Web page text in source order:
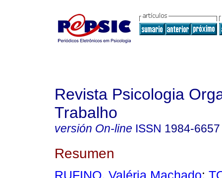
Revista Psicologia
Trabalho
versión On-line ISSN 1984-6657
Resumen
RUFINO, Valéria Machado;